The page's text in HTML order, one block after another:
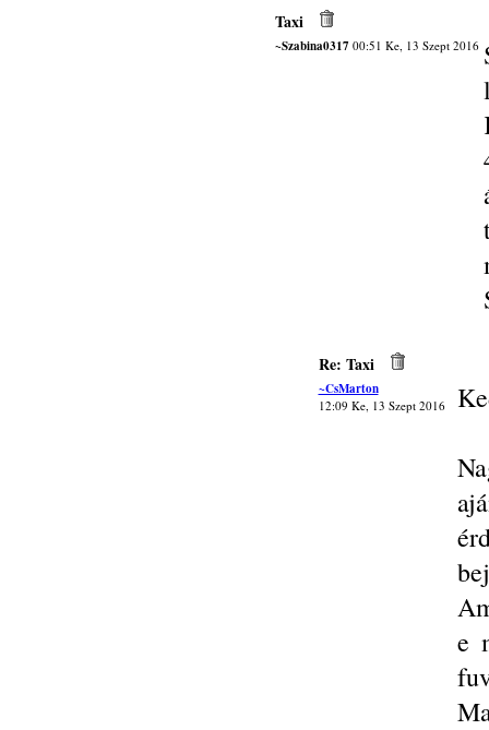
Taxi
~Szabina0317 00:51 Ke, 13 Szept 2016
Re: Taxi
~CsMarton
12:09 Ke, 13 Szept 2016
e